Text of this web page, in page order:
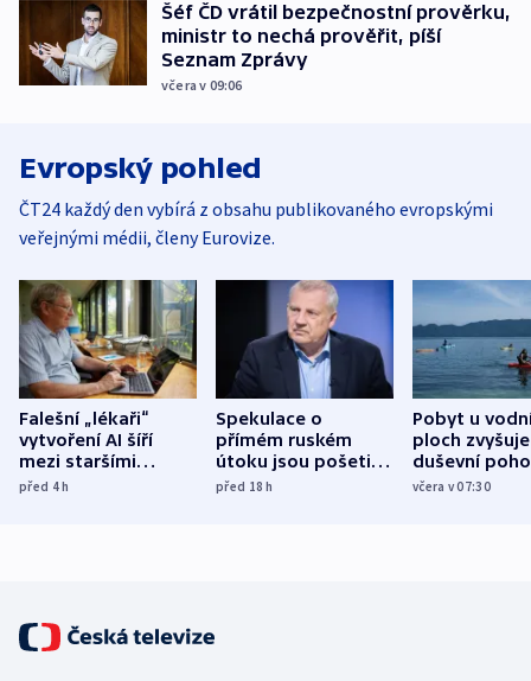
Šéf ČD vrátil bezpečnostní prověrku,
ministr to nechá prověřit, píší
Seznam Zprávy
včera v 09:06
Evropský pohled
ČT24 každý den vybírá z obsahu publikovaného evropskými
veřejnými médii, členy Eurovize.
Falešní „lékaři“
vytvoření AI šíří
mezi staršími
Poláky nebezpečné
před 4h
Spekulace o
přímém ruském
útoku jsou pošetilé,
míní estonský
před 18h
Pobyt u
ploch zvyšuje
duševní
ukázala
včera v 07:30